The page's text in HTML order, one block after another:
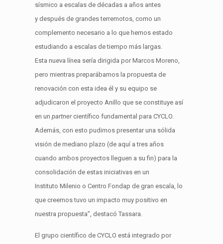
sísmico a escalas de décadas a años antes
y despuésde grandes terremotos, como un
complemento necesario a lo que hemos estado
estudiando a escalas de tiempo más largas.
Esta nueva línea sería dirigida por Marcos Moreno,
pero mientras preparábamosla propuesta de
renovación con esta idea él y su equipo se
adjudicaron el proyecto Anillo que se constituye así
en un partner científico fundamental para CYCLO.
Además, con esto pudimos presentar una sólida
visión de mediano plazo (de aquí a tres años
cuando ambos proyectos lleguen a su fin) para la
consolidación de estas iniciativas en un
Instituto Milenio o Centro Fondap de gran escala, lo
que creemos tuvo un impacto muy positivo en
nuestra propuesta”, destacó Tassara.
El grupo científico de CYCLO está integrado por